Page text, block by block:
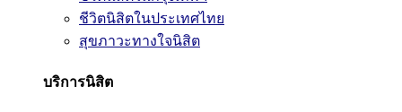
ชีวิตนิสิตในประเทศไทย
สุขภาวะทางใจนิสิต
บริการนิสิต